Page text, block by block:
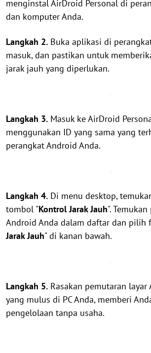
menginstal AirDroid Personal di
dan komputer Anda.
Langkah 2. Buka aplikasi di
masuk, dan pastikan untuk
jarak jauh yang diperlukan.
Langkah 3. Masuk ke AirDroid
menggunakan ID yang sama yang
perangkat Android Anda.
Langkah 4. Di menu desktop,
tombol "Kontrol Jarak Jauh".
Android Anda dalam daftar dan pilih
Jarak Jauh" di kanan bawah.
Langkah 5. Rasakan pemutaran layar
yang mulus di PC Anda, memberi
pengelolaan tanpa usaha.